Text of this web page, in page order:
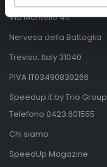
Via Montello 46
Nervesa della Battaglia
Treviso, Italy 31040
PIVA IT03490830266
Speedup.it by Trio Group
Telefono 0423.601555
Chi siamo
SpeedUp Magazine